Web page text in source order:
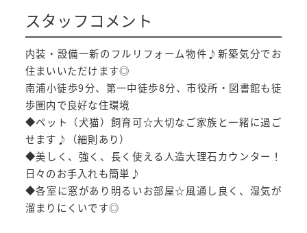
スタッフコメント
内装・設備一新のフルリフォーム物件♪新築気分でお
住まいいただけます◎
南浦小徒歩9分、第一中徒歩8分、市役所・図書館も徒
歩圏内で良好な住環境
◆ペット（犬猫）飼育可☆大切なご家族と一緒に過ご
せます♪（細則あり）
◆美しく、強く、長く使える人造大理石カウンター！
日々のお手入れも簡単♪
◆各室に窓があり明るいお部屋☆風通し良く、湿気が
溜まりにくいです◎